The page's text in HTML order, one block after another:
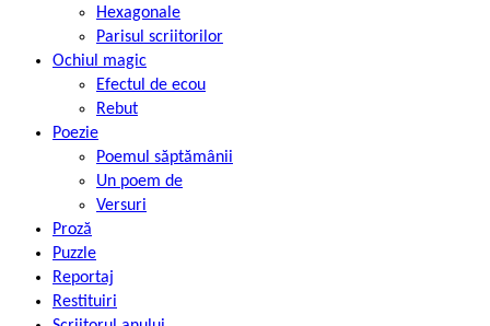
Hexagonale
Parisul scriitorilor
Ochiul magic
Efectul de ecou
Rebut
Poezie
Poemul săptămânii
Un poem de
Versuri
Proză
Puzzle
Reportaj
Restituiri